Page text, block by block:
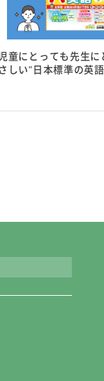
用資料
記入表
計表は、ホームペー
児童にとっても先生に
さしい"日本標準の英